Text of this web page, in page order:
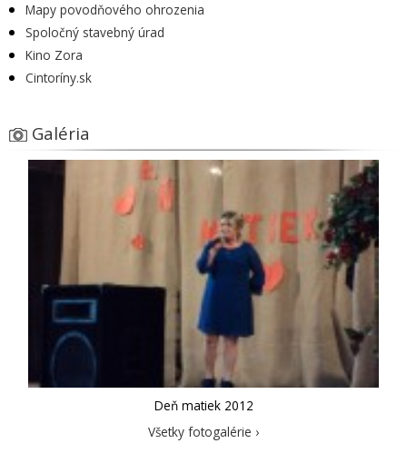
Mapy povodňového ohrozenia
Spoločný stavebný úrad
Kino Zora
Cintoríny.sk
Galéria
Deň matiek 2012
Všetky fotogalérie ›